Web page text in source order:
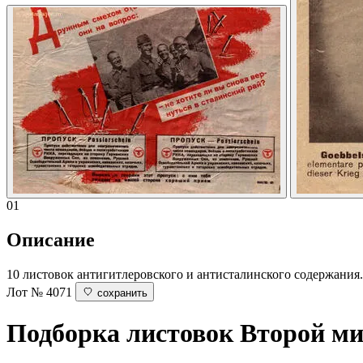
01
Описание
10 листовок антигитлеровского и антисталинского
Лот № 4071
сохранить
Подборка листовок Второй